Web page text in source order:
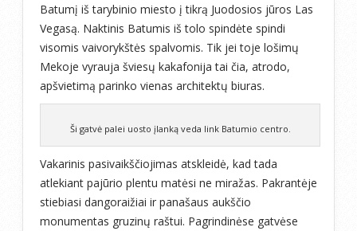
Batumį iš tarybinio miesto į tikrą Juodosios jūros Las
Vegasą. Naktinis Batumis iš tolo spindėte spindi
visomis vaivorykštės spalvomis. Tik jei toje lošimų
Mekoje vyrauja šviesų kakafonija tai čia, atrodo,
apšvietimą parinko vienas architektų biuras.
Ši gatvė palei uosto įlanką veda link Batumio centro.
Vakarinis pasivaikščiojimas atskleidė, kad tada
atlekiant pajūrio plentu matėsi ne miražas. Pakrantėje
stiebiasi dangoraižiai ir panašaus aukščio
monumentas gruzinų raštui. Pagrindinėse gatvėse